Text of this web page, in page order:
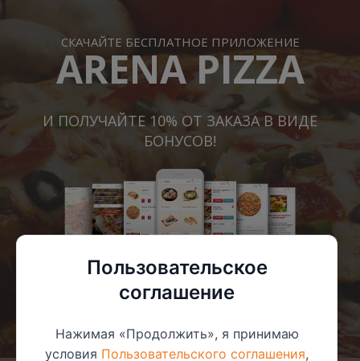
СКАЧАЙТЕ БЕСПЛАТНОЕ ПРИЛОЖЕНИЕ
ARENA PIZZA
И ПОЛУЧАЙТЕ 10% ОТ ЗАКАЗА В ВИДЕ
БОНУСОВ!
Пользовательское
соглашение
Нажимая «Продолжить», я принимаю
условия Пользовательского соглашения,